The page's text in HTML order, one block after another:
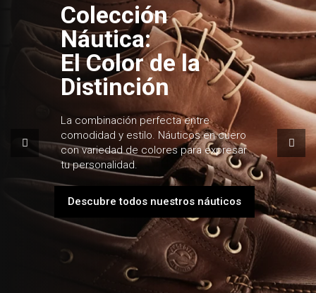
Colección
Náutica:
El Color de la
Distinción
La combinación perfecta entre
comodidad y estilo. Náuticos en cuero
con variedad de colores para expresar
tu personalidad.
Descubre todos nuestros náuticos